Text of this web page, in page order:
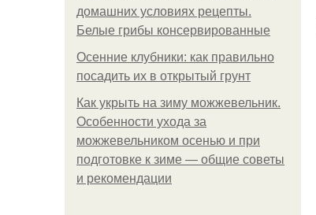
домашних условиях рецепты.
Белые грибы консервированные
Осенние клубники: как правильно
посадить их в открытый грунт
Как укрыть на зиму можжевельник.
Особенности ухода за
можжевельником осенью и при
подготовке к зиме — общие советы
и рекомендации